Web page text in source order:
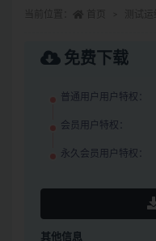
免费下载
普通用户用户特权：
会员用户特权：
永久会员用户特权：
其他信息